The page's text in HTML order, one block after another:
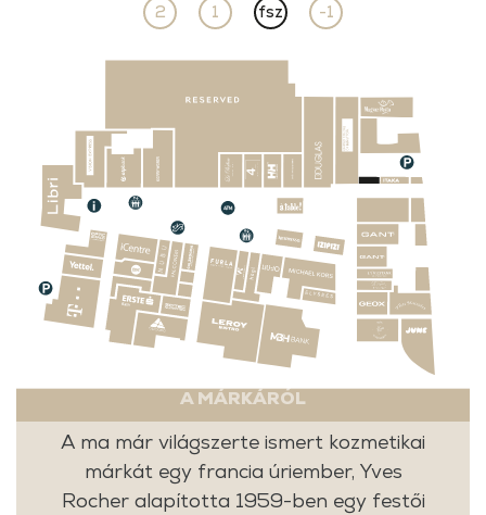
2 1 fsz -1
A MÁRKÁRÓL
A ma már világszerte ismert kozmetikai
márkát egy francia úriember, Yves
Rocher alapította 1959-ben egy festői